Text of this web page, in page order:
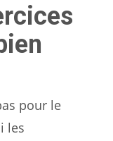
pour le
les